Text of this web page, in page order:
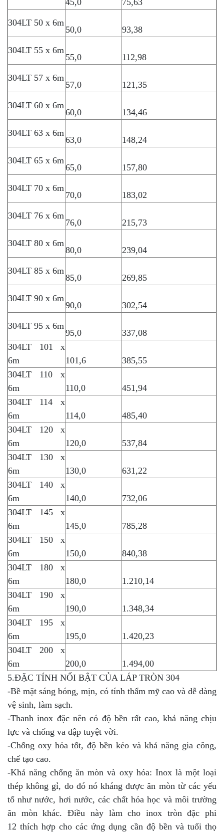
304LT 50 x 6m
50,0 93,38
304LT 55 x 6m
55,0 112,98
304LT 57 x 6m
57,0 121,35
304LT 60 x 6m
60,0 134,46
304LT 63 x 6m
63,0 148,24
304LT 65 x 6m
65,0 157,80
304LT 70 x 6m
70,0 183,02
304LT 76 x 6m
76,0 215,73
304LT 80 x 6m
80,0 239,04
304LT 85 x 6m
85,0 269,85
304LT 90 x 6m
90,0 302,54
304LT 95 x 6m
95,0
337,08
304LT 101 x
6m
101,6
385,55
304LT 110 x
6m
110,0
451,94
304LT 114 x
6m
114,0
485,40
304LT 120 x
6m
120,0
537,84
304LT 130 x
6m
130,0
631,22
304LT 140 x
6m
140,0
732,06
304LT 145 x
6m
145,0
785,28
304LT 150 x
6m
150,0
840,38
304LT 180 x
6m
180,0
1.210,14
304LT 190 x
6m
190,0
1.348,34
304LT 195 x
6m
195,0
1.420,23
304LT 200 x
6m
200,0
1.494,00
5.ĐẶC TÍNH NỔI BẬT CỦA LÁP TRÒN 304
-Bề mặt sáng bóng, mịn, có tính thẩm mỹ cao và dễ dàng
vệ sinh, làm sạch.
-Thanh inox đặc nên có độ bền rất cao, khả năng chịu
lực và chống va đập tuyệt vời.
-Chống oxy hóa tốt, độ bền kéo và khả năng gia công,
chế tạo cao.
-Khả năng chống ăn mòn và oxy hóa: Inox là một loại
thép không gỉ, do đó nó kháng được ăn mòn từ các yếu
tố như nước, hơi nước, các chất hóa học và môi trường
ăn mòn khác. Điều này làm cho inox tròn đặc phi
12 thích hợp cho các ứng dụng cần độ bền và tuổi thọ